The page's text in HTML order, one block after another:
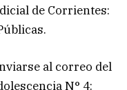
de Corrientes:
al correo del
N° 4: